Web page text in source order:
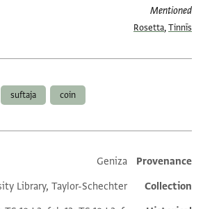
Mentioned
Rosetta,Tinnīs
coin
suftaja
Additional metadata
Provenance
Geniza
Collection
Library, Taylor-Schechter